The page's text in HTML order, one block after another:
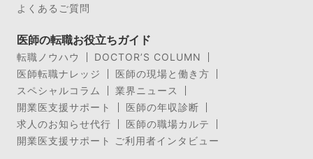
よくあるご質問
医師の転職お役立ちガイド
転職ノウハウ
DOCTOR’S COLUMN
医師転職ナレッジ
医師の現場と働き方
スペシャルコラム
業界ニュース
開業医支援サポート
医師の年収診断
求人のお知らせ代行
医師の職場カルテ
開業医支援サポート ご利用者インタビュー